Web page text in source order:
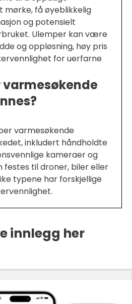
få øyeblikkelig
og potensielt
Ulemper kan være
og oppløsning, høy pris
for uerfarne
varmesøkende
varmesøkende
inkludert håndholdte
kameraer og
festes til droner, biler eller
typene har forskjellige
innlegg her